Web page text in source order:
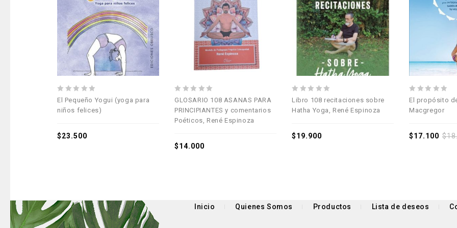
0
out
El Pequeño Yogui (yoga para
niños felices)
$23.500
0
5
GLOSARIO 108 ASANAS PARA
PRINCIPIANTES y comentarios
Poéticos, René Espinoza
$14.000
0Libro 108 recitaciones sobre
Hatha Yoga, René Espinoza
$19.900
0
El propósito
Macgregor
$
$17.100
Inicio Quienes Somos Productos Lista de deseos